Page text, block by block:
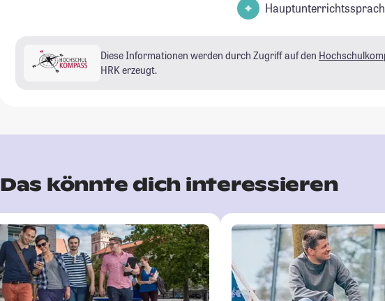
Diese Informationen werden durch Zugriff auf den
HRK erzeugt.
Das könnte dich interessieren